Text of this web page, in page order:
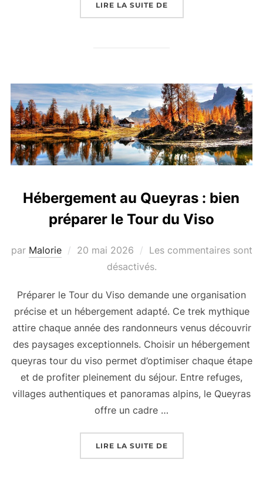
LIRE LA SUITE DE
Hébergement au Queyras : bien
préparer le Tour du Viso
par Malorie
Publié
20 mai 2026
Les commentaires sont
désactivés.
Préparer le Tour du Viso demande une organisation
précise et un hébergement adapté. Ce trek mythique
attire chaque année des randonneurs venus découvrir
des paysages exceptionnels. Choisir un hébergement
queyras tour du viso permet d’optimiser chaque étape
et de profiter pleinement du séjour. Entre refuges,
villages authentiques et panoramas alpins, le Queyras
offre un cadre …
LIRE LA SUITE DE